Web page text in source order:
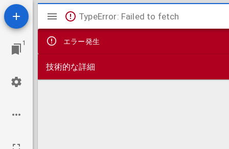
1
Mirador
ビ
ュ
ー
TypeError: Failed to fetch
エラー発生
技術的な詳細